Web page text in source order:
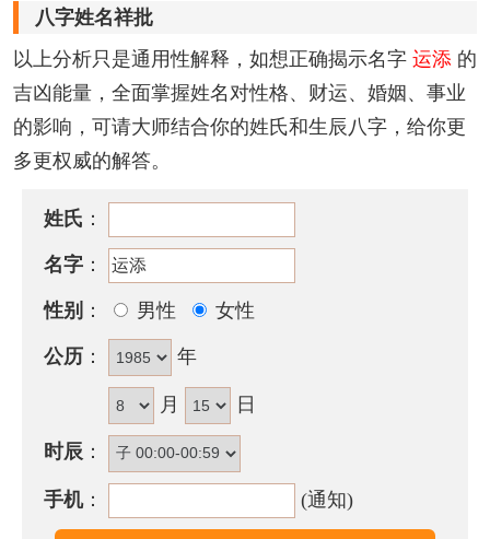
含运添的古诗词有哪些？
· 心关桂玉天难晓，
尽，白发新
添 四五茎。
运，无谁荐直言。并将
——《哭刘司户二首》
运添名字五行属性
运添的姓名五行组合是：土-水。这种组合的人有智
八字姓名祥批
以上分析只是通用性解释，如想正确揭示名字 运添 的
吉凶能量，全面掌握姓名对性格、财运、婚姻、事业
的影响，可请大师结合你的姓氏和生辰八字，给你更
多更权威的解答。
姓氏 ：
名字 ：
性别 ： 男性 女性
公历 ： 年
月 日
时辰 ：
手机： (通知)